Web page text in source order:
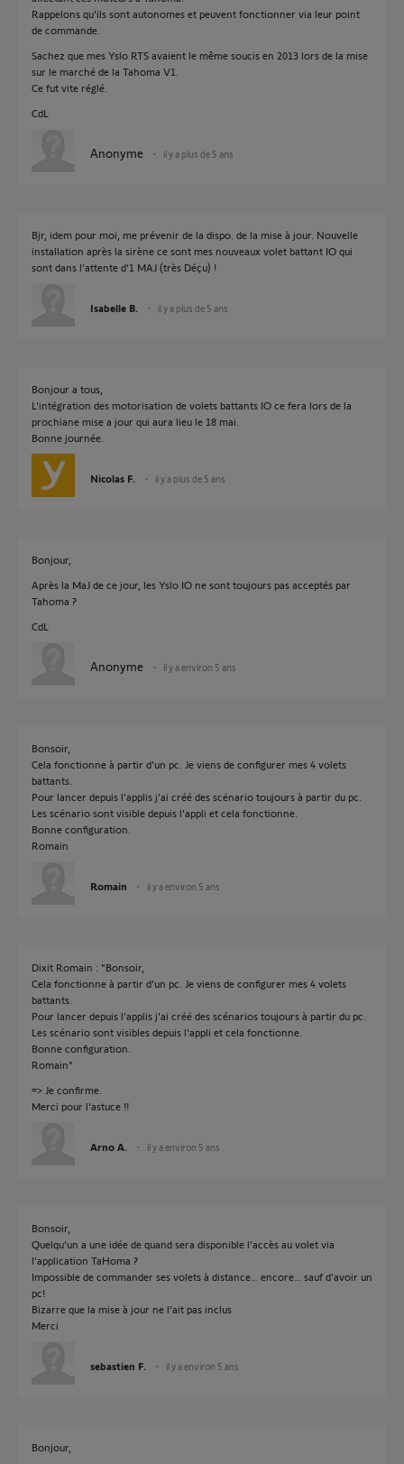
Rappelons qu'ils sont autonomes et peuvent fonctionner via leur point
de commande.
Sachez que mes Yslo RTS avaient le même soucis en 2013 lors de la mise
sur le marché de la Tahoma V1.
Ce fut vite réglé.
CdL
Anonyme il y a plus de 5 ans
Bjr, idem pour moi, me prévenir de la dispo. de la mise à jour. Nouvelle
installation après la sirène ce sont mes nouveaux volet battant IO qui
sont dans l’attente d’1 MAJ (très Déçu) !
Isabelle B. il y a plus de 5 ans
Bonjour a tous,
L'intégration des motorisation de volets battants IO ce fera lors de la
prochiane mise a jour qui aura lieu le 18 mai.
Bonne journée.
Nicolas F. il y a plus de 5 ans
Bonjour,
Après la MaJ de ce jour, les Yslo IO ne sont toujours pas acceptés par
Tahoma ?
CdL
Anonyme il y a environ 5 ans
Bonsoir,
Cela fonctionne à partir d'un pc. Je viens de configurer mes 4 volets
battants.
Pour lancer depuis l'applis j'ai créé des scénario toujours à partir du pc.
Les scénario sont visible depuis l'appli et cela fonctionne.
Bonne configuration.
Romain
Romain il y a environ 5 ans
Dixit Romain : "Bonsoir,
Cela fonctionne à partir d'un pc. Je viens de configurer mes 4 volets
battants.
Pour lancer depuis l'applis j'ai créé des scénarios toujours à partir du pc.
Les scénario sont visibles depuis l'appli et cela fonctionne.
Bonne configuration.
Romain"
=> Je confirme.
Merci pour l'astuce !!
Arno A. il y a environ 5 ans
Bonsoir,
Quelqu’un a une idée de quand sera disponible l’accès au volet via
l’application TaHoma ?
Impossible de commander ses volets à distance… encore… sauf d’avoir un
pc!
Bizarre que la mise à jour ne l’ait pas inclus
Merci
sebastien F. il y a environ 5 ans
Bonjour,